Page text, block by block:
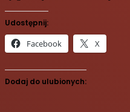
Udostępnij:
Facebook X
Dodaj do ulubionych: